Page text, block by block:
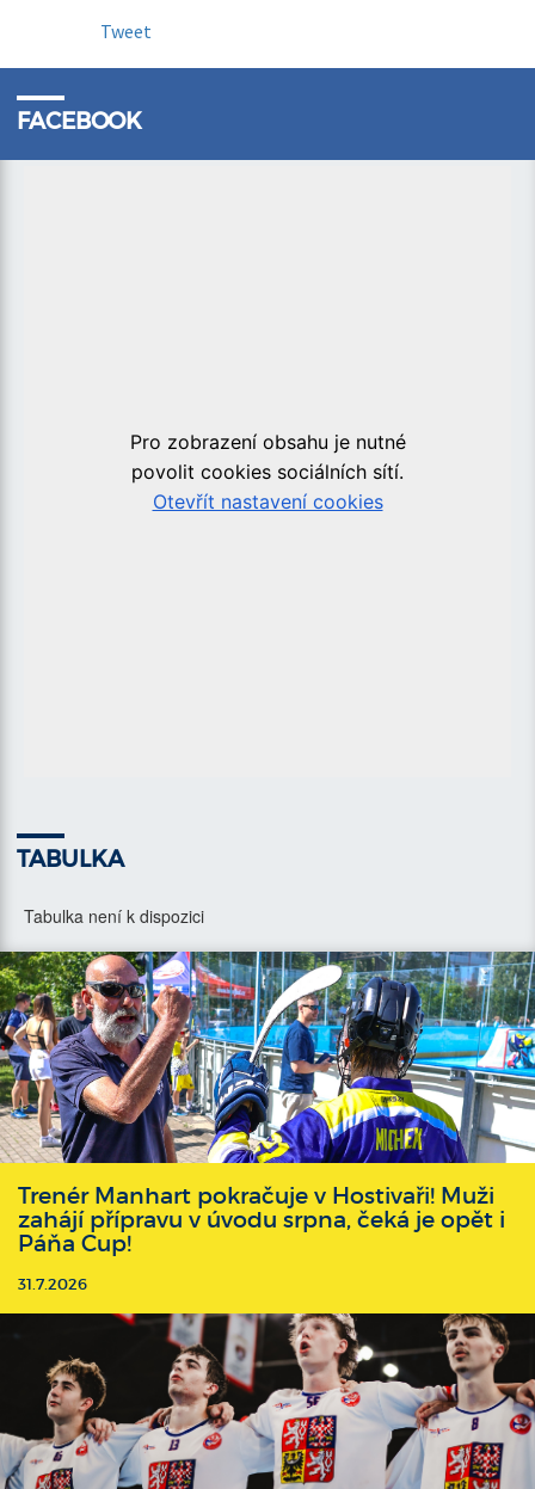
Tweet
FACEBOOK
TABULKA
Tabulka není k dispozici
Trenér Manhart pokračuje v Hostivaři! Muži
zahájí přípravu v úvodu srpna, čeká je opět i
Páňa Cup!
31.7.2026